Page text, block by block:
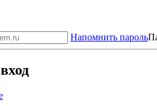
Напомнить пароль